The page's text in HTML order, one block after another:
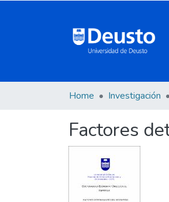
Home Investigación
Factores